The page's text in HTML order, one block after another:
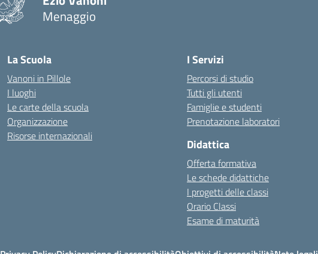
Menaggio
La Scuola
Vanoni in Pillole
I luoghi
Le carte della scuola
Organizzazione
Risorse internazionali
I Servizi
Percorsi di studio
Tutti gli utenti
Famiglie e studenti
Prenotazione laboratori
Didattica
Offerta formativa
Le schede didattiche
I progetti delle classi
Orario Classi
Esame di maturità